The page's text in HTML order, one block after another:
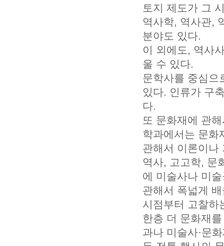
토지 제도가 그
역사학, 역사관,
분야도 있다.
이 외에도, 역사
울 수 있다.
문학사를 중심으
있다. 인류가 구
다.
또 문화재에 관
학과에서는 문화
관해서 이론이나
역사, 고고학, 문
에 미술사나 미
관해서 폭넓게
시점부터 고찰하
한층 더 문화재
과나 미술사·문